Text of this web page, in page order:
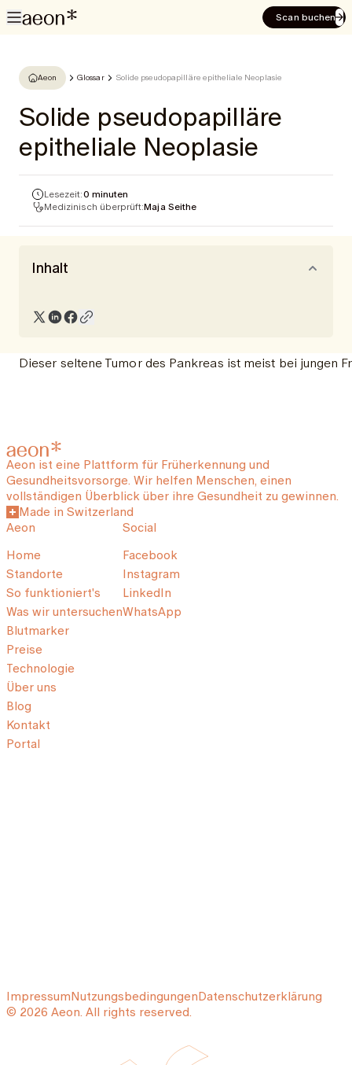
Scan buchen
Aeon Glossar Solide pseudopapilläre epitheliale Neoplasie
Solide pseudopapilläre
epitheliale Neoplasie
Lesezeit:0 minuten
Medizinisch überprüft:Maja Seithe
Inhalt
Dieser seltene Tumor des Pankreas ist meist bei jungen
Aeon ist eine Plattform für Früherkennung und
Gesundheitsvorsorge. Wir helfen Menschen, einen
vollständigen Überblick über ihre Gesundheit zu gewinnen.
Made in Switzerland
Aeon
Home
Standorte
So funktioniert's
Was wir untersuchen
Blutmarker
Preise
Technologie
Über uns
Blog
Kontakt
Portal
Social
Facebook
Instagram
LinkedIn
WhatsApp
ImpressumNutzungsbedingungenDatenschutzerklärung
© 2026 Aeon. All rights reserved.